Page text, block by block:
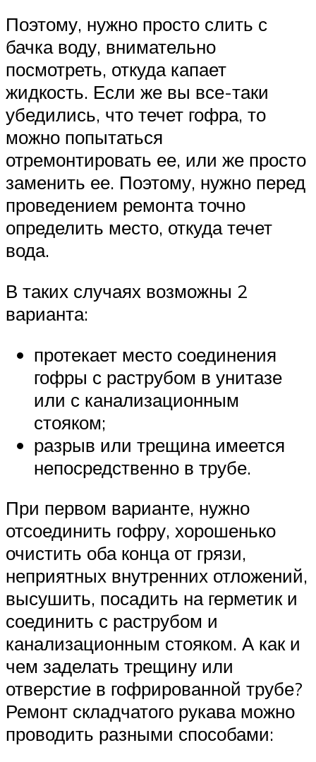
Поэтому, нужно просто слить с
бачка воду, внимательно
посмотреть, откуда капает
жидкость. Если же вы все-таки
убедились, что течет гофра, то
можно попытаться
отремонтировать ее, или же просто
заменить ее. Поэтому, нужно перед
проведением ремонта точно
определить место, откуда течет
вода.
В таких случаях возможны 2
варианта:
протекает место соединения
гофры с раструбом в унитазе
или с канализационным
стояком;
разрыв или трещина имеется
непосредственно в трубе.
При первом варианте, нужно
отсоединить гофру, хорошенько
очистить оба конца от грязи,
неприятных внутренних отложений,
высушить, посадить на герметик и
соединить с раструбом и
канализационным стояком. А как и
чем заделать трещину или
отверстие в гофрированной трубе?
Ремонт складчатого рукава можно
проводить разными способами: